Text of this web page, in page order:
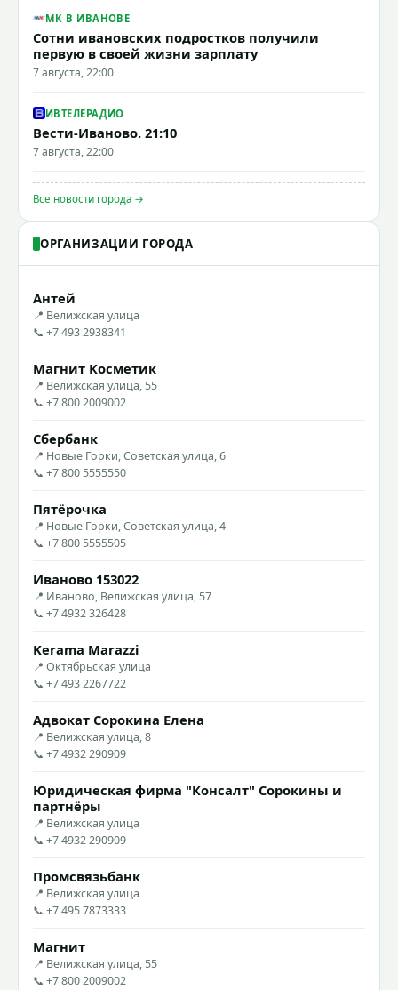
МК В ИВАНОВЕ
Сотни ивановских подростков получили
первую в своей жизни зарплату
7 августа, 22:00
ИВТЕЛЕРАДИО
Вести-Иваново. 21:10
7 августа, 22:00
Все новости города →
ОРГАНИЗАЦИИ ГОРОДА
Антей
📍 Велижская улица
📞 +7 493 2938341
Магнит Косметик
📍 Велижская улица, 55
📞 +7 800 2009002
Сбербанк
📍 Новые Горки, Советская улица, 6
📞 +7 800 5555550
Пятёрочка
📍 Новые Горки, Советская улица, 4
📞 +7 800 5555505
Иваново 153022
📍 Иваново, Велижская улица, 57
📞 +7 4932 326428
Kerama Marazzi
📍 Октябрьская улица
📞 +7 493 2267722
Адвокат Сорокина Елена
📍 Велижская улица, 8
📞 +7 4932 290909
Юридическая фирма "Консалт" Сорокины и
партнёры
📍 Велижская улица
📞 +7 4932 290909
Промсвязьбанк
📍 Велижская улица
📞 +7 495 7873333
Магнит
📍 Велижская улица, 55
📞 +7 800 2009002